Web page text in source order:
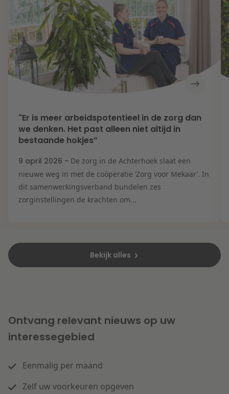
"Er is meer arbeidspotentieel in de zorg dan
we denken. Het past alleen niet altijd in
bestaande hokjes”
9 april 2026 - De zorg in de Achterhoek slaat een
nieuwe weg in met de coöperatie ‘Zorg voor Mekaar’. In
dit samenwerkingsverband bundelen zes
zorginstellingen de krachten om...
Bekijk alles
Ontvang relevant nieuws op uw
interessegebied
Eenmalig per maand
Zelf uw voorkeuren opgeven